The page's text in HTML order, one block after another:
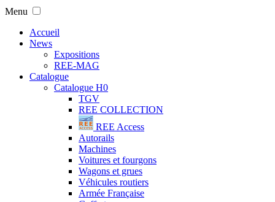
Menu
Accueil
News
Expositions
REE-MAG
Catalogue
Catalogue H0
TGV
REE COLLECTION
REE Access
Autorails
Machines
Voitures et fourgons
Wagons et grues
Véhicules routiers
Armée Française